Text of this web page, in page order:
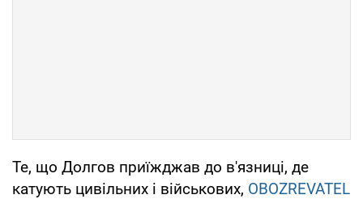
Те, що Долгов приїжджав до в'язниці, де
катують цивільних і військових, OBOZREVATEL